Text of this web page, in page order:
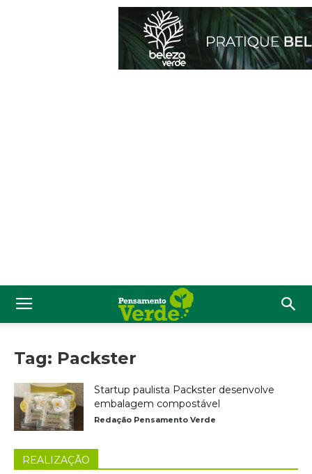
Tag: Packster
Startup paulista Packster desenvolve
embalagem compostável
Redação Pensamento Verde
REALIZAÇÃO